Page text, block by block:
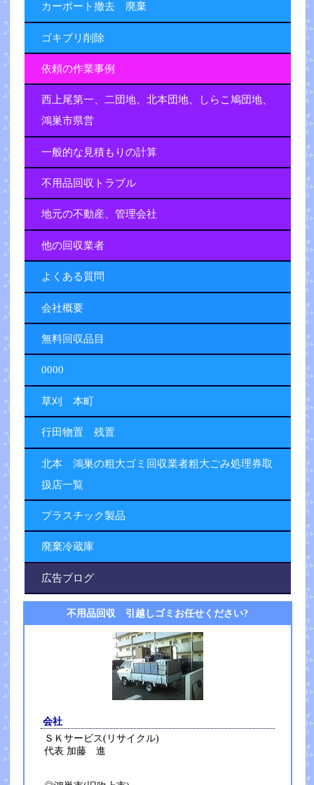
カーポート撤去 廃棄
ゴキブリ削除
依頼の作業事例
西上尾第一、二団地、北本団地、しらこ鳩団地、
鴻巣市県営
一般的な見積もりの計算
不用品回収トラブル
地元の不動産、管理会社
他の回収業者
よくある質問
会社概要
無料回収品目
0000
草刈 本町
行田物置 残置
北本 鴻巣の粗大ゴミ回収業者粗大ごみ処理券取
扱店一覧
プラスチック製品
廃棄冷蔵庫
広告ブログ
不用品回収 引越しゴミお任せください?
会社
ＳＫサービス(リサイクル)
代表 加藤 進